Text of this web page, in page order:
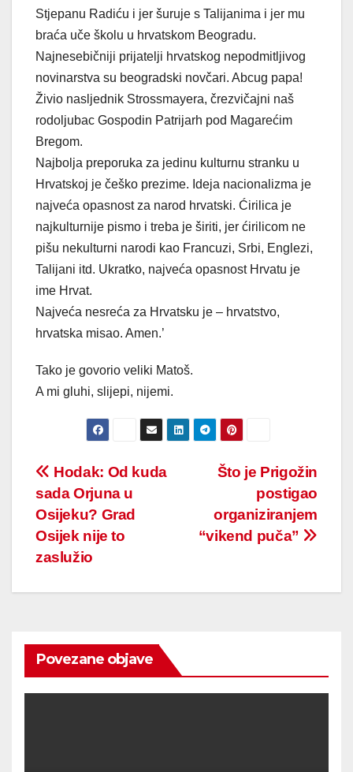
Stjepanu Radiću i jer šuruje s Talijanima i jer mu
braća uče školu u hrvatskom Beogradu.
Najnesebičniji prijatelji hrvatskog nepodmitljivog
novinarstva su beogradski novčari. Abcug papa!
Živio nasljednik Strossmayera, črezvičajni naš
rodoljubac Gospodin Patrijarh pod Magarećim
Bregom.
Najbolja preporuka za jedinu kulturnu stranku u
Hrvatskoj je češko prezime. Ideja nacionalizma je
najveća opasnost za narod hrvatski. Ćirilica je
najkulturnije pismo i treba je širiti, jer ćirilicom ne
pišu nekulturni narodi kao Francuzi, Srbi, Englezi,
Talijani itd. Ukratko, najveća opasnost Hrvatu je
ime Hrvat.
Najveća nesreća za Hrvatsku je – hrvatstvo,
hrvatska misao. Amen.’
Tako je govorio veliki Matoš.
A mi gluhi, slijepi, nijemi.
Post
navigation
Što je Prigožin
postigao
organiziranjem
“vikend puča”
Hodak: Od kuda
sada Orjuna u
Osijeku? Grad
Osijek nije to
zaslužio
Povezane objave